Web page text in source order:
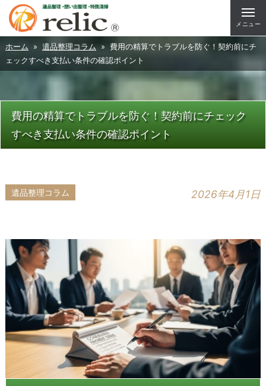
メニュー
ホーム » 遺品整理コラム » 費用の精算でトラブルを防ぐ！契約前にチ
ェックすべき支払い条件の確認ポイント
費用の精算でトラブルを防ぐ！契約前にチェック
すべき支払い条件の確認ポイント
遺品整理コラム 2026年4月1日